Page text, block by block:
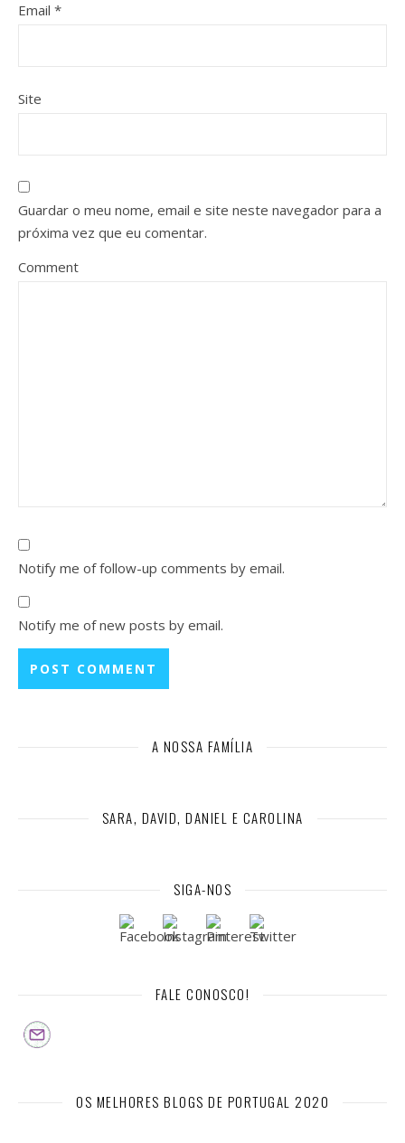
Email *
Site
Guardar o meu nome, email e site neste navegador para a
próxima vez que eu comentar.
Comment
Notify me of follow-up comments by email.
Notify me of new posts by email.
A NOSSA FAMÍLIA
SARA, DAVID, DANIEL E CAROLINA
SIGA-NOS
FALE CONOSCO!
OS MELHORES BLOGS DE PORTUGAL 2020